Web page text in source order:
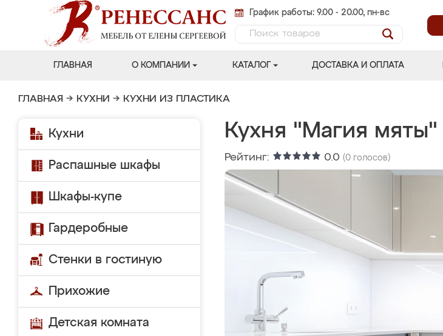
График работы: 9.00 - 20.00, пн-вс
ГЛАВНАЯ О КОМПАНИИ КАТАЛОГ ДОСТАВКА И ОПЛАТА
ГЛАВНАЯ → КУХНИ → КУХНИ ИЗ ПЛАСТИКА
Кухни
Распашные шкафы
Шкафы-купе
Гардеробные
Стенки в гостиную
Прихожие
Детская комната
Кухня "Магия мяты"
Рейтинг: 0.0 (0 голосов)